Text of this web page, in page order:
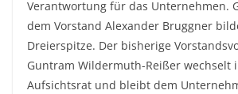
Verantwortung für das Unternehmen.
dem Vorstand Alexander Bruggner
Dreierspitze. Der bisherige
Guntram Wildermuth-Reißer wechselt
Aufsichtsrat und bleibt dem